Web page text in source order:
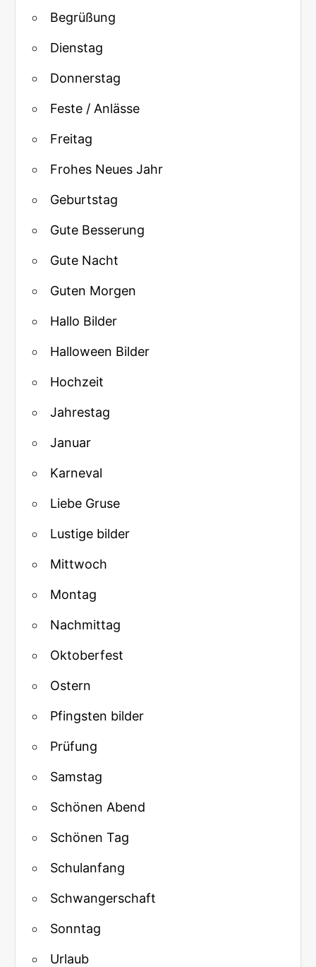
Begrüßung
Dienstag
Donnerstag
Feste / Anlässe
Freitag
Frohes Neues Jahr
Geburtstag
Gute Besserung
Gute Nacht
Guten Morgen
Hallo Bilder
Halloween Bilder
Hochzeit
Jahrestag
Januar
Karneval
Liebe Gruse
Lustige bilder
Mittwoch
Montag
Nachmittag
Oktoberfest
Ostern
Pfingsten bilder
Prüfung
Samstag
Schönen Abend
Schönen Tag
Schulanfang
Schwangerschaft
Sonntag
Urlaub